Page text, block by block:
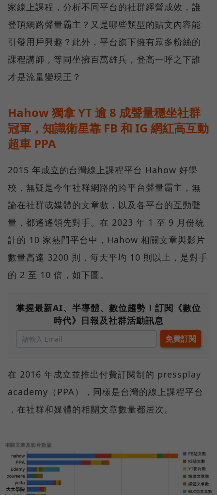
家線上課程，分析不同平台的社群經營成效，誰
登頂網路聲量霸主？又是哪些類型的貼文內容能
引發用戶興趣？此外，平台旗下擁有眾多粉絲的
課程講師，等同坐擁百萬雄兵，登高一呼之下誰
才是流量變現王？
Hahow 獨拿 YT 逾 8 成聲量穩坐社群
冠軍，知識衛星靠 FB 和 IG 網紅高互動
超車 PPA
2015 年成立的台灣線上課程平台 Hahow 好學
校，無疑是今年社群網路的跨平台聲量霸主，無
論在社群或媒體的文章數，以及各平台的互動聲
量，都遙遙領先對手。在 2023 年 1 至 9 月份統
計的 10 家熱門平台中，Hahow 相關文章與影片
數量高達 3200 則，每天平均 10 則以上，是對手
的 2 至 10 倍，如下圖。
掌握最新AI、半導體、數位趨勢！訂閱《數位
時代》日報及社群活動訊息
在 2016 年成立並推出付費訂閱制的 pressplay
academy（PPA），同樣是台灣的線上課程平台
，在社群和媒體的相關文章數量都居次。